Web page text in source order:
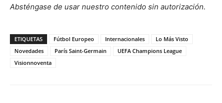
Absténgase de usar nuestro contenido sin autorización.
ETIQUETAS Fútbol Europeo Internacionales
Lo Más Visto
Novedades
París Saint-Germain
UEFA Champions League
Visionnoventa